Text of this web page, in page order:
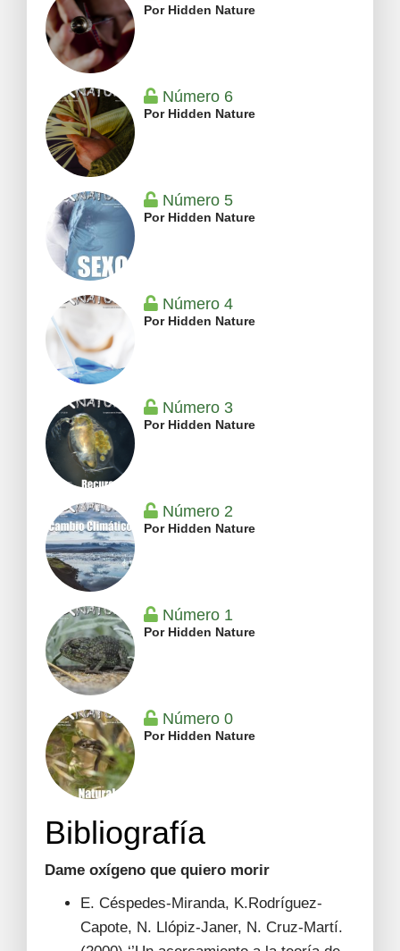
Por Hidden Nature
Número 6
Por Hidden Nature
Número 5
Por Hidden Nature
Número 4
Por Hidden Nature
Número 3
Por Hidden Nature
Número 2
Por Hidden Nature
Número 1
Por Hidden Nature
Número 0
Por Hidden Nature
Bibliografía
Dame oxígeno que quiero morir
E. Céspedes-Miranda, K.Rodríguez-
Capote, N. Llópiz-Janer, N. Cruz-Martí.